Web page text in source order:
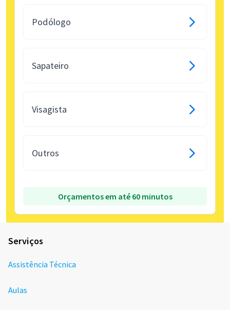
Podólogo
Sapateiro
Visagista
Outros
Orçamentos em até 60 minutos
Serviços
Assistência Técnica
Aulas